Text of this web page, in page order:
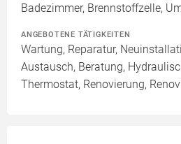
Badezimmer, Brennstoffzelle,
ANGEBOTENE TÄTIGKEITEN
Wartung, Reparatur,
Austausch, Beratung,
Thermostat, Renovierung,